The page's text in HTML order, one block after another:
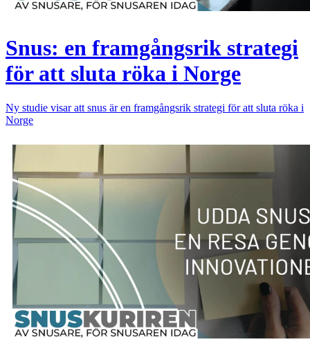
Snus: en framgångsrik strategi
för att sluta röka i Norge
Ny studie visar att snus är en framgångsrik strategi för att sluta röka i
Norge